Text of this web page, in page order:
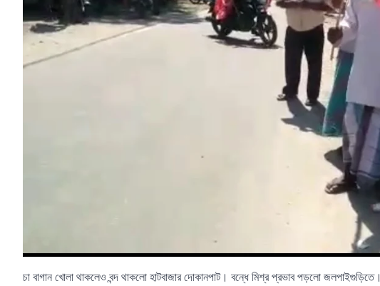
চা বাগান খোলা থাকলেও বন্দ থাকলো হাটবাজার দোকানপাট। বন্ধে মিশ্র প্রভাব পড়লো জলপাইগুড়িতে।